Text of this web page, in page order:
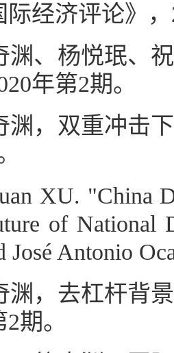
际经济评论》
渊、杨悦珉、
年第2期。
渊，双重冲击
XU. "China
of National
José Antonio
渊，去杠杆背
期。